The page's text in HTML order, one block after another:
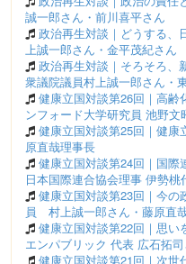
誠一郎さん・前川喜平さん
政治再生対談｜どうする、
上誠一郎さん・金平茂紀さん
政治再生対談｜そろそろ、
衆議院議員村上誠一郎さん・
健康立国対談第26回｜高齢
ンフォード大学研究員 池野
健康立国対談第25回｜健
原直哉理事長
健康立国対談第24回｜国際
日本国際連合協会理事 伊勢
健康立国対談第23回｜今の
員 村上誠一郎さん・藤原直
健康立国対談第22回｜思い
エンパブリック 代表 広石拓
健康立国対談第21回｜次世